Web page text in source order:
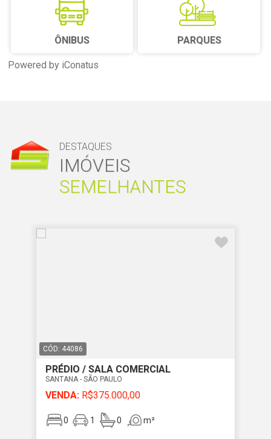
ÔNIBUS PARQUES
Powered by iConatus
DESTAQUES
IMÓVEIS
SEMELHANTES
CÓD: 44086
PRÉDIO / SALA COMERCIAL
SANTANA - SÃO PAULO
VENDA: R$375.000,00
0 1 0 m²